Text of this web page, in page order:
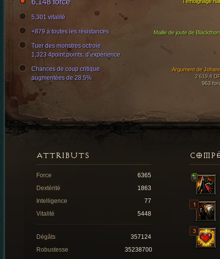
Maille de joute de
Argument de
2 619,4
963
6,148 force
5,301 vitalité
+879 à toutes les résistances
Tuer des monstres octroie
1,323 4point:points; d’expérience
Chances de coup critique
augmentées de 28.5%
ATTRIBUTS
Force
6365
Dextérité
1863
Intelligence
77
Vitalité
5448
Dégâts
357124
Robustesse
35238700